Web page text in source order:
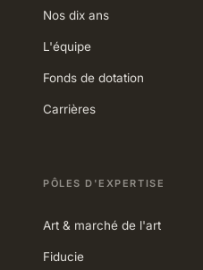
Nos dix ans
L'équipe
Fonds de dotation
Carrières
PÔLES D'EXPERTISE
Art & marché de l'art
Fiducie